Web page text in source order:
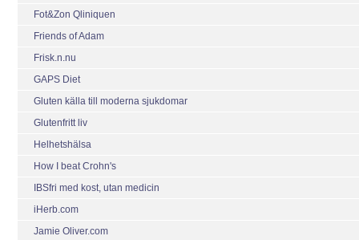
Fot&Zon Qliniquen
Friends of Adam
Frisk.n.nu
GAPS Diet
Gluten källa till moderna sjukdomar
Glutenfritt liv
Helhetshälsa
How I beat Crohn's
IBSfri med kost, utan medicin
iHerb.com
Jamie Oliver.com